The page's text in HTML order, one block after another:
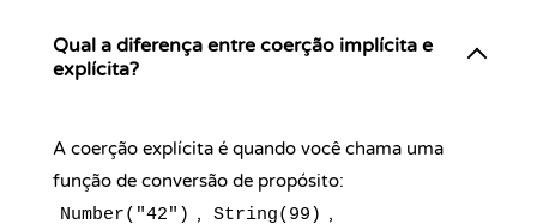
Qual a diferença entre coerção implícita e
explícita?
A coerção explícita é quando você chama uma
função de conversão de propósito:
Number("42") , String(99) ,